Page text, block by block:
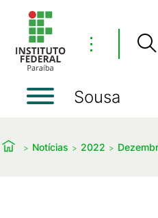
⋮
Sousa
Notícias 2022